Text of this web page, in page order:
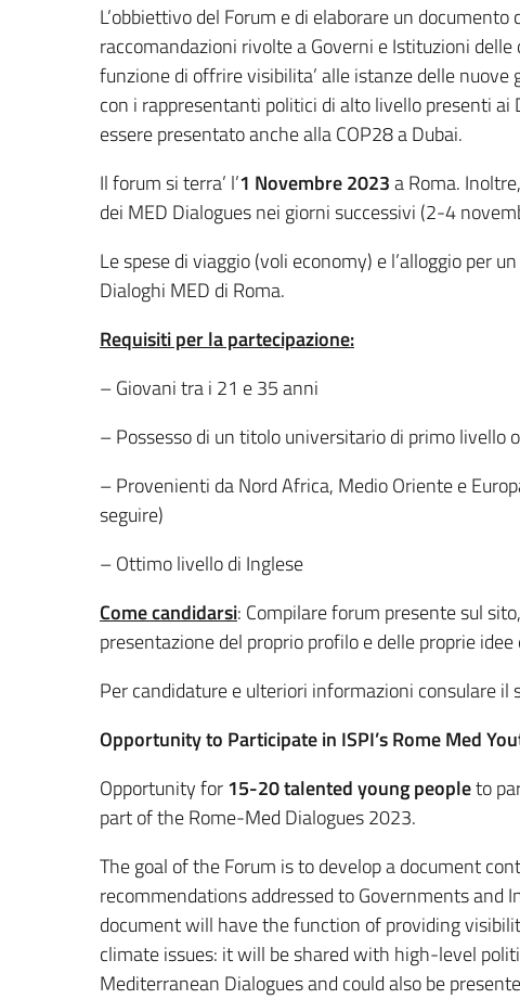
L’obbiettivo del Forum e di elaborare un
raccomandazioni rivolte a Governi e Istituzioni
funzione di offrire visibilita’ alle istanze delle
con i rappresentanti politici di alto livello presenti
essere presentato anche alla COP28 a Dubai.
Il forum si terra’ l’1 Novembre 2023a Roma.
dei MED Dialogues nei giorni successivi (2-4
Le spese di viaggio (voli economy) e l’alloggio per
Dialoghi MED di Roma.
Requisiti per la partecipazione:
– Giovani tra i 21 e 35 anni
– Possesso di un titolo universitario di primo livello
– Provenienti da Nord Africa, Medio Oriente e
seguire)
– Ottimo livello di Inglese
Come candidarsi: Compilare forum presente sul
presentazione del proprio profilo e delle proprie
Per candidature e ulteriori informazioni consulare il
Opportunity to Participate in ISPI’s Rome Med
Opportunity for15-20 talented young peopleto
part of the Rome-Med Dialogues 2023.
The goal of the Forum is to develop a document
recommendations addressed to Governments
document will have the function of providing
climate issues: it will be shared with high-level
Mediterranean Dialogues and could also be